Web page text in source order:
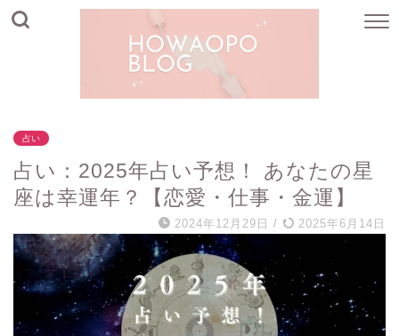
占い
占い：2025年占い予想！ あなたの星
座は幸運年？【恋愛・仕事・金運】
2024年12月29日 / 2025年6月14日